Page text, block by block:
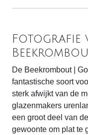
Fotografie
De Beekrombout |
fantastische soort
sterk afwijkt van de
glazenmakers
een groot deel van
gewoonte om plat te